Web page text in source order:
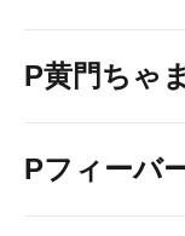
P黄門ちゃ
Pフィーバ